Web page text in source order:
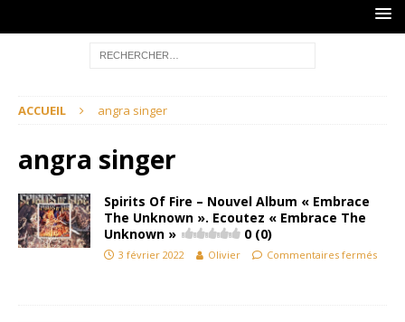
ACCUEIL angra singer
angra singer
Spirits Of Fire – Nouvel Album « Embrace
The Unknown ». Ecoutez « Embrace The
Unknown »
0 (0)
3 février 2022 Olivier Commentaires fermés